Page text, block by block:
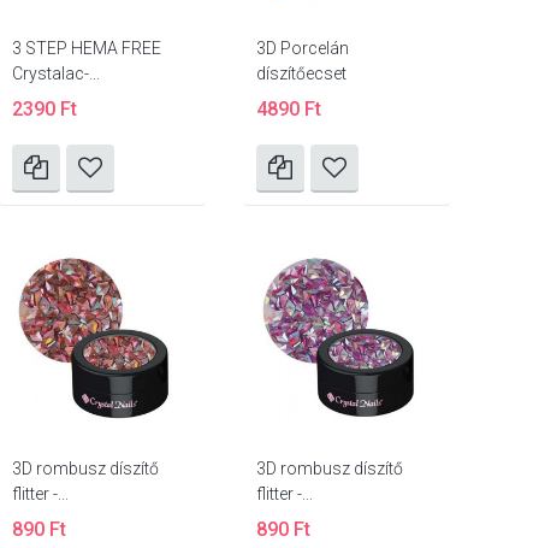
3 STEP HEMA FREE
Crystalac-...
2390 Ft
3D Porcelán
díszítőecset
4890 Ft
3D rombusz díszítő
flitter -...
890 Ft
3D rombusz díszítő
flitter -...
890 Ft